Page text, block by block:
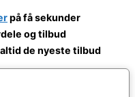
på få sekunder
og tilbud
altid de nyeste tilbud